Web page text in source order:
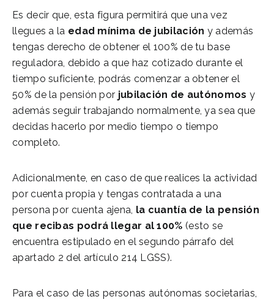
Es decir que, esta figura permitirá que una vez
llegues a la edad mínima de jubilación y además
tengas derecho de obtener el 100% de tu base
reguladora, debido a que haz cotizado durante el
tiempo suficiente, podrás comenzar a obtener el
50% de la pensión por jubilación de autónomos y
además seguir trabajando normalmente, ya sea que
decidas hacerlo por medio tiempo o tiempo
completo.
Adicionalmente, en caso de que realices la actividad
por cuenta propia y tengas contratada a una
persona por cuenta ajena, la cuantía de la pensión
que recibas podrá llegar al 100% (esto se
encuentra estipulado en el segundo párrafo del
apartado 2 del artículo 214 LGSS).
Para el caso de las personas autónomas societarias,